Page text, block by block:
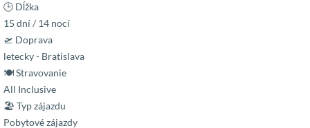
🕒 Dĺžka
15 dní / 14 nocí
🛫 Doprava
letecky - Bratislava
🍽 Stravovanie
All Inclusive
🏖 Typ zájazdu
Pobytové zájazdy